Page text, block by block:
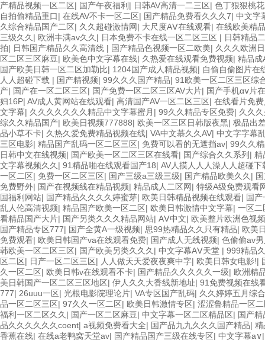
产精品视频一区二区| 国产午夜福利 | 日韩AV高清一二三区| 色丁狠狠桃
自拍偷精品重口| 在线AV不卡一区二区| 国产精品免费看久久久7| 中文字
久综合精品国产二区| 久久超碰激情网| 大尺度AⅤ在线观看| 在线欧美精
三级久久 | 欧洲丰满av久久 | 日本免费不卡在线一区二区三区 | 日韩精品
拍| 日韩国产精品久久高清线 | 国产精品色视频一区二欧美| 久久久欧洲
区二区三区麻豆| 欧美色中文字幕在线| 久热爱在线观看免费视频| 精品成
国产欧美日韩一区二区加勒比| 1204国产成人精品视频| 自偷自偷图片在
人人超碰下载 | 国产精视频| 99久久久国产精品| 91欧美一区二区三区综
产| 国产在一区二区三区| 国产免费一区二区三区AV大片| 国产手机αⅴ片
妇16P| AV成人黄网站在线观看| 高清国产AV一区二区三区| 在线看片免
文字幕| 久久久久久久久精品中文字幕蜜月 | 99久久精品专区免费| 久久
综久久精品国产| 欧美日视频777888| 欧美一区三区日韩版夜黑| 极品出
品小草不卡| 久热久爱免费精品视频在线| VA中文慕久久AV| 中文字字幕
三区电影| 精品国产乱码一区二区三区| 免费可以看的无遮挡av| 99久久
日韩中文在线视频| 国产欧美一区二区三区在线看| 国产综合久久系列 | 精
文字幕视频久久 | 91精品啪在线观看国产18| AV人摸人人人澡人人超碰下
一区二区| 免费一区二区三区| 国产三级a三级三级| 国产精品欧美久久 |
免费野外| 国产在视频线在精品视频| 精品成人二区网| 特级A级免费观看
国福利网站| 国产精品久久久久婷蜜芽| 欧美日韩精品视频在线观看| 国
乱人伦高清视频| 精品国产欧美一区二区| 欧美日韩激情中文字幕| 一区二
看精品国产大片| 国产另类久久久精品网站| AⅤ中文| 欧美整片欧洲色视
国产精品专区777| 国产全黄A一级视频| 思99热精品久久只有精品| 欧美
免费观看| 欧美日韩国产va在线观看免费| 国产成人无线视频| 色偷偷av
韩欧美一区二区三区| 国产欧美另类久久久 | 中文字幕AⅤ天堂 | 999精品
区二区| 日产一区二区三区| 人人做天天爱夜夜爽中字| 欧美日韩女电影!|
久一区二区| 欧美日韩v在线观看不卡| 国产精品久久久久久一级| 欧洲精
美日韩国产一区二区三区地区| 伊人久久大香线新地址| 91免费视频在线
777| 26uuu一区| 光根电影院理论片| VA专区国产乱码| 久久婷婷五月综
品一区二区三区| 97久久一区二区| 欧美日韩激情专区| 涩涩鲁精品一区
福利一区二区久久 | 国产一区二区麻豆| 中文字幕一区二区精品区| 国产
品久久久久久久coent| a视频免费看大全| 国产品九九久久久国产精品|
香蕉在线| 在线a老鸭窝天堂av| 国产精品国产三级在线专区| 中文字幕a∨